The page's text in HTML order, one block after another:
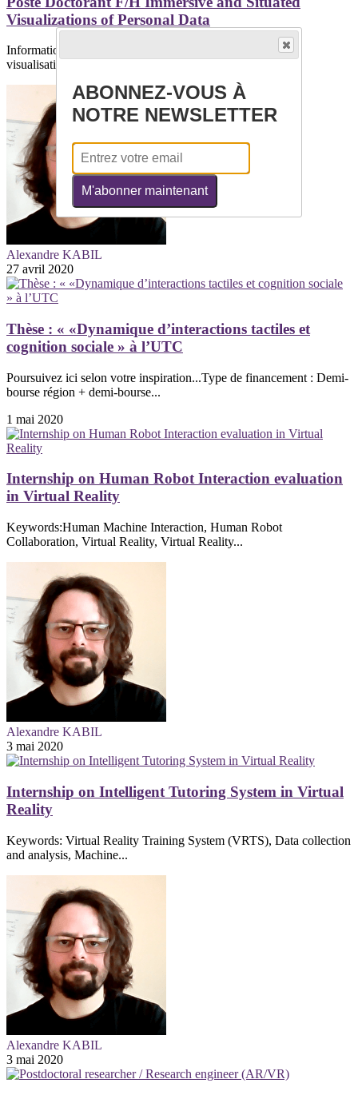
Visualizations of Personal Data
Informations généralesThème/Domaine : Interaction et
visualisationInstrumentation et...
Alexandre KABIL
27 avril 2020
Thèse : « «Dynamique d’interactions tactiles et
cognition sociale » à l’UTC
Poursuivez ici selon votre inspiration...Type de financement : Demi-
bourse région + demi-bourse...
1 mai 2020
Internship on Human Robot Interaction evaluation
in Virtual Reality
Keywords:Human Machine Interaction, Human Robot
Collaboration, Virtual Reality, Virtual Reality...
Alexandre KABIL
3 mai 2020
Internship on Intelligent Tutoring System in Virtual
Reality
Keywords: Virtual Reality Training System (VRTS), Data collection
and analysis, Machine...
Alexandre KABIL
3 mai 2020
ABONNEZ-VOUS À
NOTRE NEWSLETTER
M'abonner maintenant